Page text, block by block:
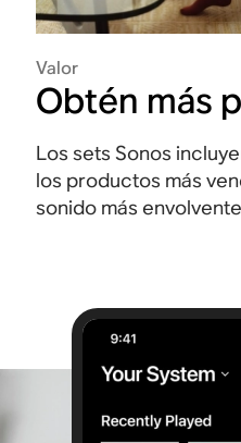
Valor
Obtén más
Los sets Sonos
los productos más
sonido más